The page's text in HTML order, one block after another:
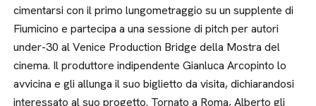
cimentarsi con il primo lungometraggio su un supplente di
Fiumicino e partecipa a una sessione di pitch per autori
under-30 al Venice Production Bridge della Mostra del
cinema. Il produttore indipendente Gianluca Arcopinto lo
avvicina e gli allunga il suo biglietto da visita, dichiarandosi
interessato al suo progetto. Tornato a Roma, Alberto gli